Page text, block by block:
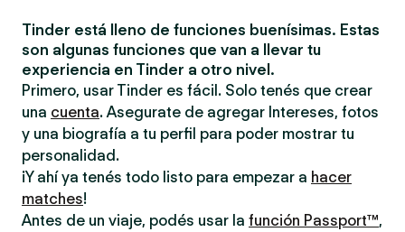
Tinder está lleno de funciones buenísimas. Estas
son algunas funciones que van a llevar tu
experiencia en Tinder a otro nivel.
Primero, usar Tinder es fácil. Solo tenés que crear
una cuenta. Asegurate de agregar Intereses, fotos
y una biografía a tu perfil para poder mostrar tu
personalidad.
¡Y ahí ya tenés todo listo para empezar a hacer
matches!
Antes de un viaje, podés usar la función Passport™,